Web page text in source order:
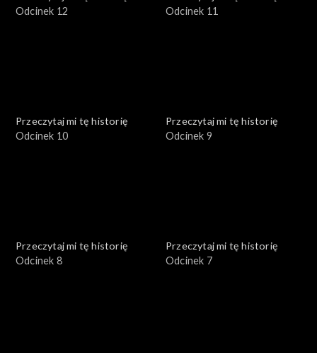
Odcinek 12
Odcinek 11
Przeczytaj mi tę historię
Odcinek 10
Przeczytaj mi tę historię
Odcinek 9
Przeczytaj mi tę historię
Odcinek 8
Przeczytaj mi tę historię
Odcinek 7